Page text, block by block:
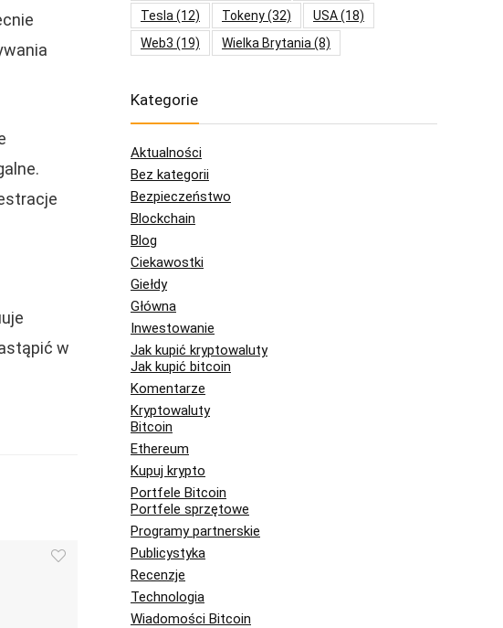
w
Tesla (12) Tokeny(32) USA(18)
Web3 (19) Wielka Brytania (8)
Kategorie
Aktualności
Bez kategorii
Bezpieczeństwo
Blockchain
Blog
Ciekawostki
Giełdy
Główna
Inwestowanie
Jak kupić kryptowaluty
Jak kupić bitcoin
Komentarze
Kryptowaluty
Bitcoin
Ethereum
Kupuj krypto
Portfele Bitcoin
Portfele sprzętowe
Programy partnerskie
Publicystyka
Recenzje
Technologia
Wiadomości Bitcoin